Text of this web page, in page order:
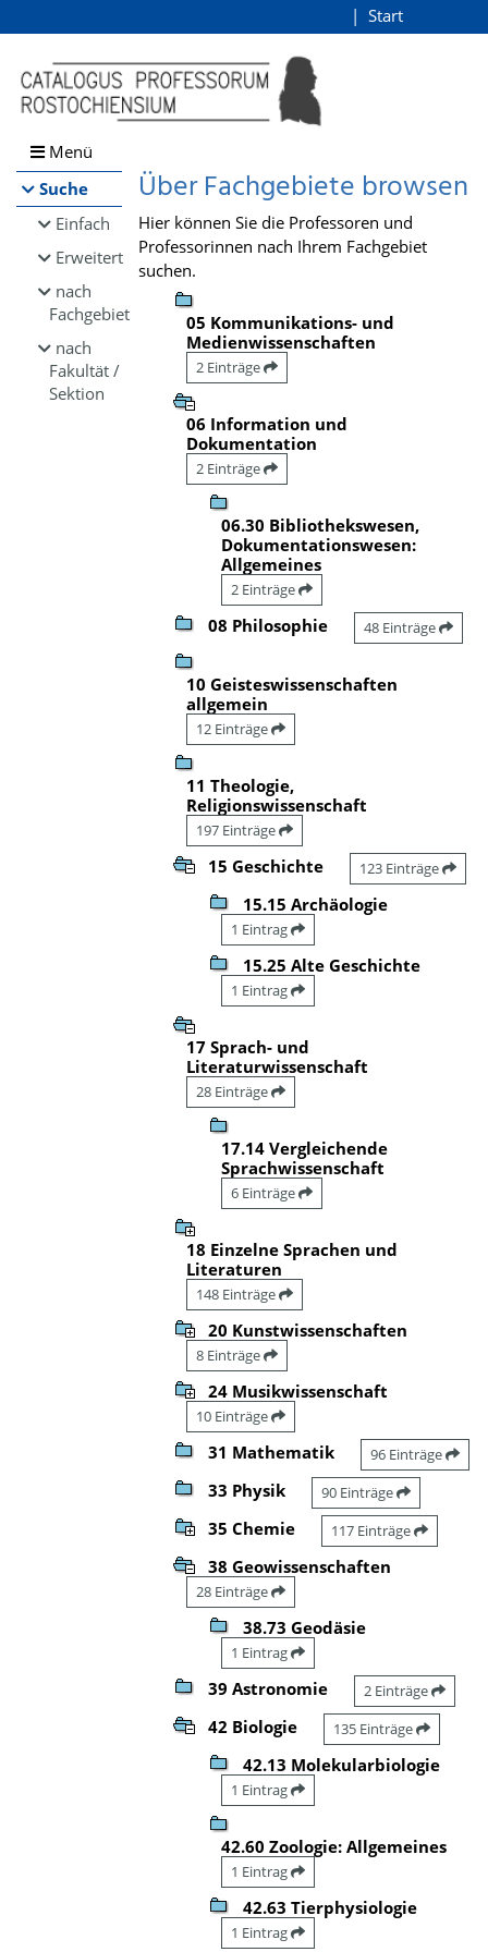
Browsen
direkt zum Inhalt
Start
Menü
Suche
Einfach
Erweitert
nach
Fachgebiet
nach
Fakultät /
Sektion
Über Fachgebiete browsen
Hier können Sie die Professoren und
Professorinnen nach Ihrem Fachgebiet
suchen.
05 Kommunikations- und
Medienwissenschaften
2 Einträge
06 Information und
Dokumentation
2 Einträge
06.30 Bibliothekswesen,
Dokumentationswesen:
Allgemeines
2 Einträge
08 Philosophie 48 Einträge
10 Geisteswissenschaften
allgemein
12 Einträge
11 Theologie,
Religionswissenschaft
197 Einträge
15 Geschichte 123 Einträge
15.15 Archäologie
1 Eintrag
15.25 Alte Geschichte
1 Eintrag
17 Sprach- und
Literaturwissenschaft
28 Einträge
17.14 Vergleichende
Sprachwissenschaft
6 Einträge
18 Einzelne Sprachen und
Literaturen
148 Einträge
20 Kunstwissenschaften
8 Einträge
24 Musikwissenschaft
10 Einträge
31 Mathematik 96 Einträge
33 Physik 90 Einträge
35 Chemie 117 Einträge
38 Geowissenschaften
28 Einträge
38.73 Geodäsie
1 Eintrag
39 Astronomie 2 Einträge
42 Biologie 135 Einträge
42.13 Molekularbiologie
1 Eintrag
42.60 Zoologie: Allgemeines
1 Eintrag
42.63 Tierphysiologie
1 Eintrag